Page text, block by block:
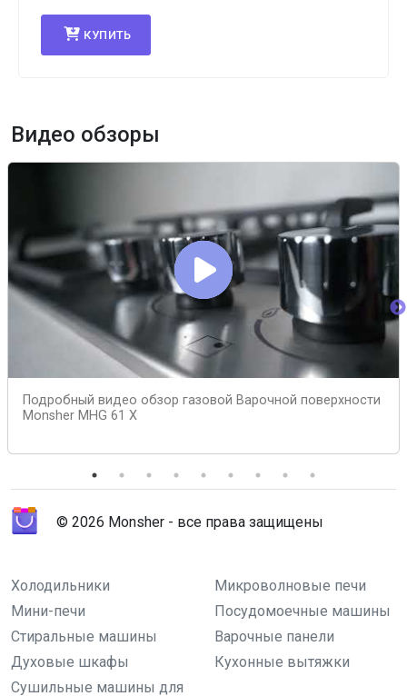
КУПИТЬ
Видео обзоры
Подробный видео обзор газовой Варочной поверхности
Monsher MHG 61 X
© 2026 Monsher - все права защищены
Холодильники
Микроволновые печи
Мини-печи
Посудомоечные машины
Стиральные машины
Варочные панели
Духовые шкафы
Кухонные вытяжки
Сушильные машины для